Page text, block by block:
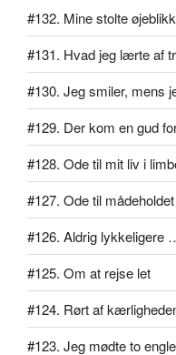
#132. Mine stolte
#131. Hvad jeg lærte af
#130. Jeg smiler, mens
#129. Der kom en gud
#128. Ode til mit liv i
#127. Ode til mådeholdet
#126. Aldrig lykkeligere
#125. Om at rejse let
#124. Rørt af
#123. Jeg mødte to engle